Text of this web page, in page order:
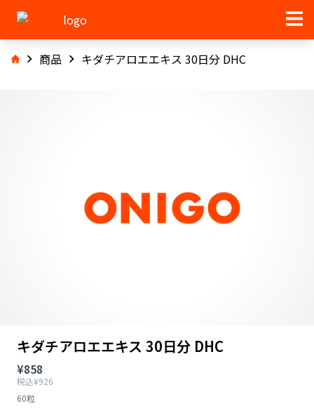
商品 キダチアロエエキス 30日分 DHC
キダチアロエエキス 30日分 DHC
¥858
税込¥926
60粒